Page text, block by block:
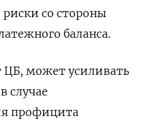
со стороны
баланса.
ЦБ, может усиливать
случае
профицита